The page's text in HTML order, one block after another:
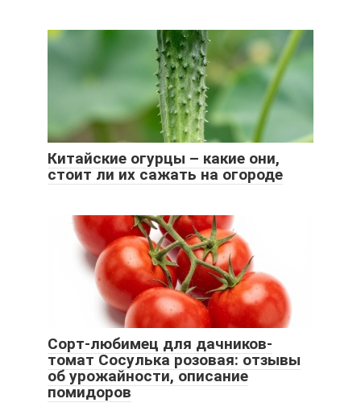
Китайские огурцы – какие они,
стоит ли их сажать на огороде
Сорт-любимец для дачников-
томат Сосулька розовая: отзывы
об урожайности, описание
помидоров